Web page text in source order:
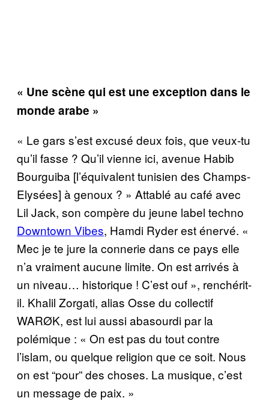
« Une scène qui est une exception dans le
monde arabe »
« Le gars s’est excusé deux fois, que veux-tu
qu’il fasse ? Qu’il vienne ici, avenue Habib
Bourguiba [l’équivalent tunisien des Champs-
Elysées] à genoux ? » Attablé au café avec
Lil Jack, son compère du jeune label techno
Downtown Vibes, Hamdi Ryder est énervé. «
Mec je te jure la connerie dans ce pays elle
n’a vraiment aucune limite. On est arrivés à
un niveau… historique ! C’est ouf », renchérit-
il. Khalil Zorgati, alias Osse du collectif
WARØK, est lui aussi abasourdi par la
polémique : « On est pas du tout contre
l’islam, ou quelque religion que ce soit. Nous
on est “pour” des choses. La musique, c’est
un message de paix. »